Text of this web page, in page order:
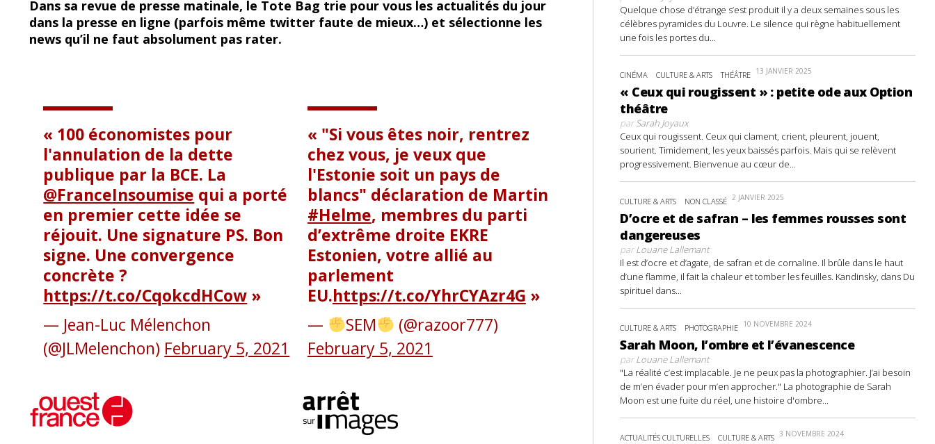
e
b
k
e
sk
Dans sa revue de presse matinale, le Tote Bag trie pour vous les actualités du jour
dans la presse en ligne (parfois même twitter faute de mieux…) et sélectionne les
news qu’il ne faut absolument pas rater.
100 économistes pour
l'annulation de la dette
publique par la BCE. La
@FranceInsoumise qui a porté
en premier cette idée se
réjouit. Une signature PS. Bon
signe. Une convergence
concrète ?
https://t.co/CqokcdHCow
— Jean-Luc Mélenchon
(@JLMelenchon) February 5, 2021
"Si vous êtes noir, rentrez
chez vous, je veux que
l'Estonie soit un pays de
blancs" déclaration de Martin
#Helme, membres du parti
d’extrême droite EKRE
Estonien, votre allié au
parlement
EU.https://t.co/YhrCYAzr4G
—
SEM
(@razoor777)
February 5, 2021
Quelque chose d’étrange s’est produit il y a deux semaines sous les
célèbres pyramides du Louvre. Le silence qui règne habituellement
une fois les portes du...
CINÉMA CULTURE & ARTS THÉÂTRE 13 JANVIER 2025
« Ceux qui rougissent » : petite ode aux Option
théâtre
parSarah Joyaux
Ceux qui rougissent. Ceux qui clament, crient, pleurent, jouent,
sourient. Timidement, les yeux baissés parfois. Mais qui se relèvent
progressivement. Bienvenue au cœur de...
CULTURE & ARTS NON CLASSÉ 2 JANVIER 2025
D’ocre et de safran – les femmes rousses sont
dangereuses
parLouane Lallemant
Il est d’ocre et d’agate, de safran et de cornaline. Il brûle dans le haut
d’une flamme, il fait la chaleur et tomber les feuilles. Kandinsky, dans Du
spirituel dans...
CULTURE & ARTS PHOTOGRAPHIE 10 NOVEMBRE 2024
Sarah Moon, l’ombre et l’évanescence
parLouane Lallemant
"La réalité c’est implacable. Je ne peux pas la photographier. J’ai besoin
de m’en évader pour m’en approcher." La photographie de Sarah
Moon est une fuite du réel, une histoire d'ombre...
ACTUALITÉS CULTURELLES CULTURE & ARTS 3 NOVEMBRE 2024